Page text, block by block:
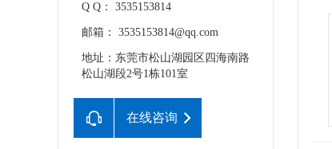
Q Q： 3535153814
邮箱： 3535153814@qq.com
地址：东莞市松山湖园区四海南路
松山湖段2号1栋101室
在线咨询